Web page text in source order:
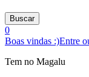
Buscar
0
Boas vindas :)Entre
Tem no Magalu